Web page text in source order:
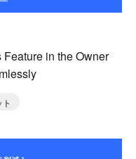
in the Owner